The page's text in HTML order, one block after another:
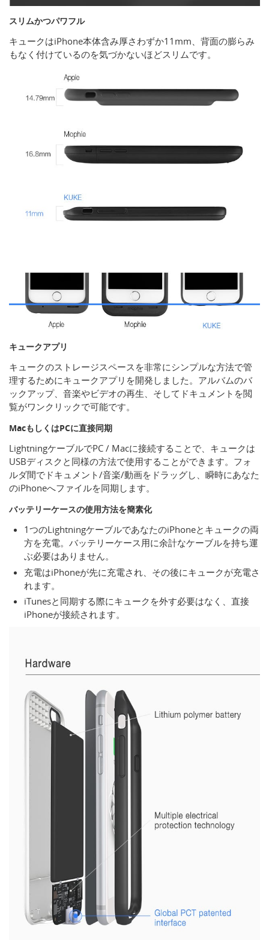
スリムかつパワフル
キュークはiPhone本体含み厚さわずか11mm、背面の膨らみ
もなく付けているのを気づかないほどスリムです。
キュークアプリ
キュークのストレージスペースを非常にシンプルな方法で管
理するためにキュークアプリを開発しました。アルバムのバ
ックアップ、音楽やビデオの再生、そしてドキュメントを閲
覧がワンクリックで可能です。
MacもしくはPCに直接同期
LightningケーブルでPC / Macに接続することで、キュークは
USBディスクと同様の方法で使用することができます。フォ
ルダ間でドキュメント/音楽/動画をドラッグし、瞬時にあなた
のiPhoneへファイルを同期します。
バッテリーケースの使用方法を簡素化
1つのLightningケーブルであなたのiPhoneとキュークの両
方を充電。バッテリーケース用に余計なケーブルを持ち運
ぶ必要はありません。
充電はiPhoneが先に充電され、その後にキュークが充電さ
れます。
iTunesと同期する際にキュークを外す必要はなく、直接
iPhoneが接続されます。